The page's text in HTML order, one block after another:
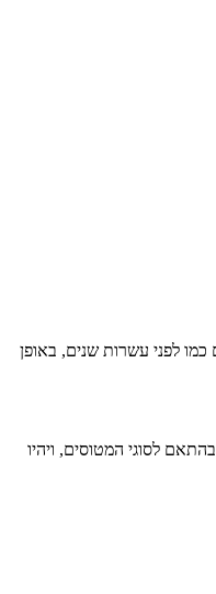
אוסרות היום כמו לפני עשרות שנים, באופן
תהיינה תקנות בהתאם לסוגי המטוסים, ויהיו